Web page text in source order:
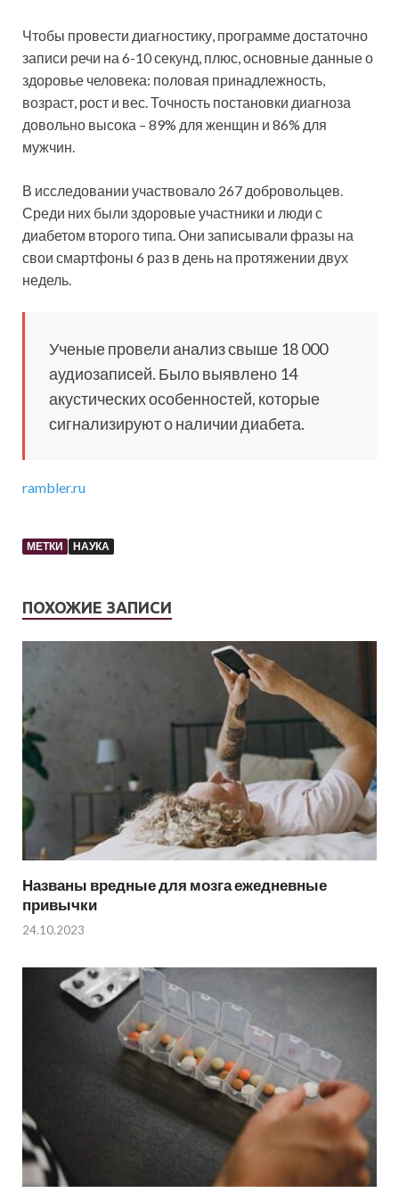
Чтобы провести диагностику, программе достаточно
записи речи на 6-10 секунд, плюс, основные данные о
здоровье человека: половая принадлежность,
возраст, рост и вес. Точность постановки диагноза
довольно высока – 89% для женщин и 86% для
мужчин.
В исследовании участвовало 267 добровольцев.
Среди них были здоровые участники и люди с
диабетом второго типа. Они записывали фразы на
свои смартфоны 6 раз в день на протяжении двух
недель.
Ученые провели анализ свыше 18 000
аудиозаписей. Было выявлено 14
акустических особенностей, которые
сигнализируют о наличии диабета.
rambler.ru
МЕТКИ НАУКА
ПОХОЖИЕ ЗАПИСИ
Названы вредные для мозга ежедневные
привычки
24.10.2023